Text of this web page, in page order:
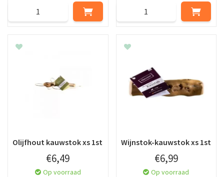
Olijfhout kauwstok xs 1st
€6,49
Op voorraad
Wijnstok-kauwstok xs 1st
€6,99
Op voorraad